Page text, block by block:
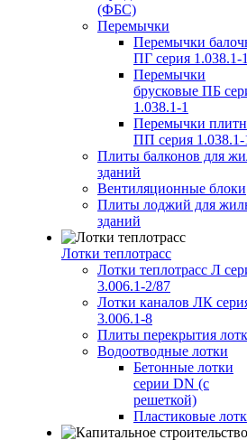
(ФБС)
Перемычки
Перемычки
ПГ серия 1.038.1-
Перемычки
брусковые ПБ
1.038.1-1
Перемычки
ПП серия 1.038.1-
Плиты балконов для
зданий
Вентиляционные блоки
Плиты лоджий для
зданий
Лотки теплотрасс
Лотки теплотрасс Л
3.006.1-2/87
Лотки каналов ЛК
3.006.1-8
Плиты перекрытия
Водоотводные лотки
Бетонные лотки
серии DN (с
решеткой)
Пластиковые